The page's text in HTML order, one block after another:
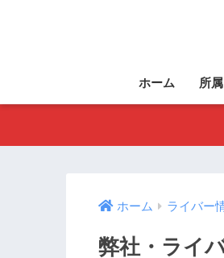
ホーム 所
ホーム ライバー
弊社・ライ